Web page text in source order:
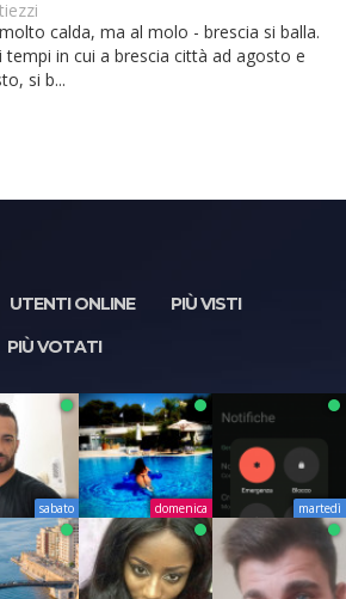
in cui a brescia città ad agosto e
si b...
UTENTI ONLINE
PIÙ VISTI
PIÙ VOTATI
sabato domenica martedì